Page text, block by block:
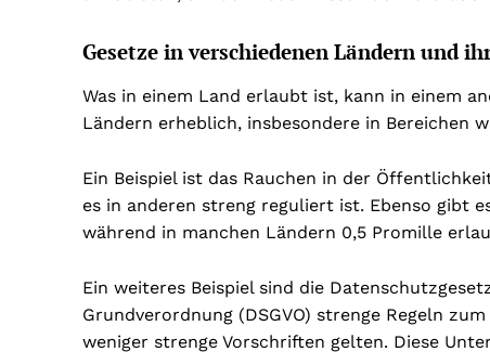
Gesetze in verschiedenen Ländern und
Was in einem Land erlaubt ist, kann in einem
Ländern erheblich, insbesondere in Bereichen
Ein Beispiel ist das Rauchen in der
es in anderen streng reguliert ist. Ebenso gibt
während in manchen Ländern 0,5 Promille
Ein weiteres Beispiel sind die
Grundverordnung (DSGVO) strenge Regeln
weniger strenge Vorschriften gelten. Diese